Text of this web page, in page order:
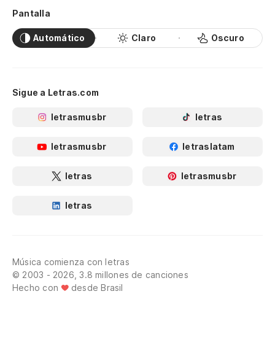
Pantalla
Automático Claro Oscuro
Sigue a Letras.com
letrasmusbr letras
letrasmusbr letraslatam
letras letrasmusbr
letras
Música comienza con letras
© 2003 - 2026, 3.8 millones de canciones
Hecho con
desde Brasil